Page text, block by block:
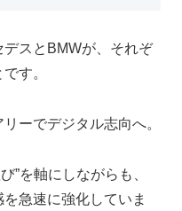
スとBMWが、それぞ
す。
ーでデジタル志向へ。
”を軸にしながらも、
急速に強化していま